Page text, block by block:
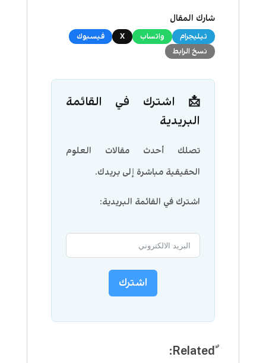
شارك المقال
تيليجرام واتساب X
فيسبوك
نسخ الرابط
📩 اشترك في القائمة
البريدية
تصلك أحدث مقالات العلوم
الحقيقية مباشرة إلى بريدك.
اشترك في القائمة البريدية:
اشترك
ٌRelated: